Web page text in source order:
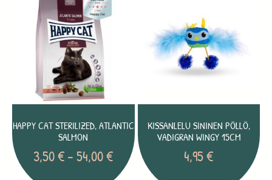
HAPPY CAT STERILIZED, ATLANTIC
SALMON
3,50€– 54,00€
KISSANLELU SININEN PÖLLÖ,
VADIGRAN WINGY 15CM
4,95€